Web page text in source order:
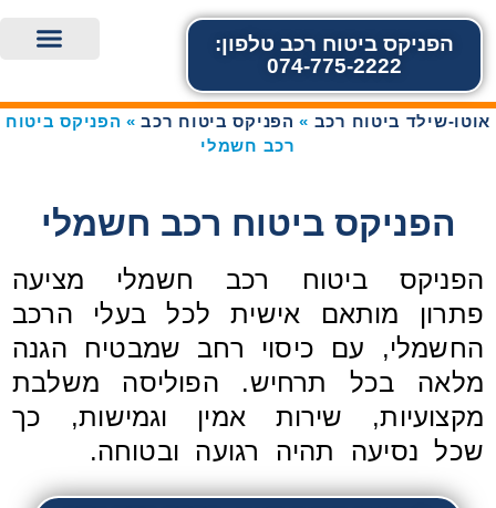
הפניקס ביטוח רכב טלפון:
074-775-2222
אוטו-שילד ביטוח רכב » הפניקס ביטוח רכב» הפניקס ביטוח
רכב חשמלי
הפניקס ביטוח רכב חשמלי
הפניקס ביטוח רכב חשמלי מציעה
פתרון מותאם אישית לכל בעלי הרכב
החשמלי, עם כיסוי רחב שמבטיח הגנה
מלאה בכל תרחיש. הפוליסה משלבת
מקצועיות, שירות אמין וגמישות, כך
שכל נסיעה תהיה רגועה ובטוחה.